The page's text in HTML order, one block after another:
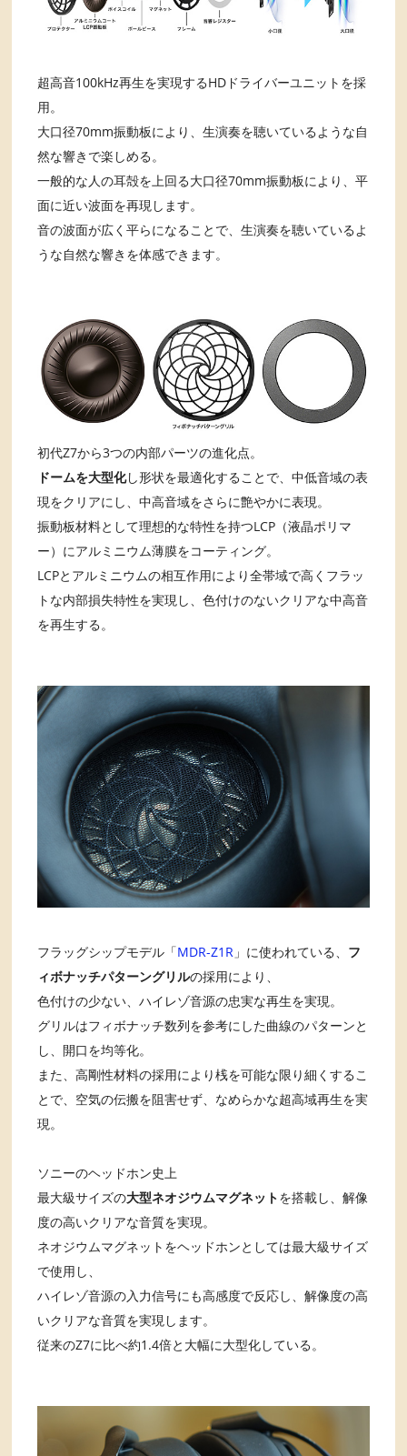
超高音100kHz再生を実現するHDドライバーユニットを採
用。
大口径70mm振動板により、生演奏を聴いているような自
然な響きで楽しめる。
一般的な人の耳殻を上回る大口径70mm振動板により、平
面に近い波面を再現します。
音の波面が広く平らになることで、生演奏を聴いているよ
うな自然な響きを体感できます。
初代Z7から3つの内部パーツの進化点。
ドームを大型化し形状を最適化することで、中低音域の表
現をクリアにし、中高音域をさらに艶やかに表現。
振動板材料として理想的な特性を持つLCP（液晶ポリマ
ー）にアルミニウム薄膜をコーティング。
LCPとアルミニウムの相互作用により全帯域で高くフラッ
トな内部損失特性を実現し、色付けのないクリアな中高音
を再生する。
フラッグシップモデル「MDR-Z1R 」に使われている、 フ
ィボナッチパターングリルの採用により、
色付けの少ない、ハイレゾ音源の忠実な再生を実現。
グリルはフィボナッチ数列を参考にした曲線のパターンと
し、開口を均等化。
また、高剛性材料の採用により桟を可能な限り細くするこ
とで、空気の伝搬を阻害せず、なめらかな超高域再生を実
現。
ソニーのヘッドホン史上
最大級サイズの大型ネオジウムマグネットを搭載し、解像
度の高いクリアな音質を実現。
ネオジウムマグネットをヘッドホンとしては最大級サイズ
で使用し、
ハイレゾ音源の入力信号にも高感度で反応し、解像度の高
いクリアな音質を実現します。
従来のZ7に比べ約1.4倍と大幅に大型化している。